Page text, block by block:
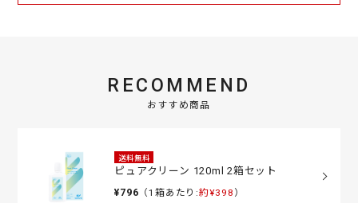
RECOMMEND
おすすめ商品
送料無料
ピュアクリーン 120ml 2箱セット
¥796 （1箱あたり:約¥398 ）